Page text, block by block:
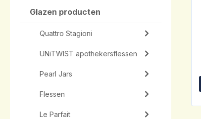
Glazen producten
Quattro Stagioni
UNiTWIST apothekersflessen
Pearl Jars
Flessen
Le Parfait